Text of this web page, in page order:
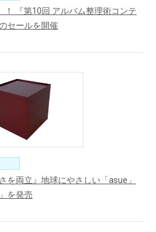
！ 『第10回 アルバム整理術コンテ
セールを開催
を両立』地球にやさしい「asue」
を発売